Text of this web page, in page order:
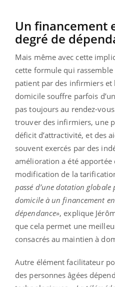
Un financement
degré de
Mais même avec cette
cette formule qui rassemble
patient par des infirmiers et
domicile souffre parfois
pas toujours au rendez-
trouver des infirmiers, une
déficit d’attractivité, et des
souvent exercés par des
amélioration a été apportée
modification de la
passé d’une dotation globale
domicile à un financement
dépendance», explique
que cela permet une
consacrés au maintien à
Autre élément facilitateur
des personnes âgées